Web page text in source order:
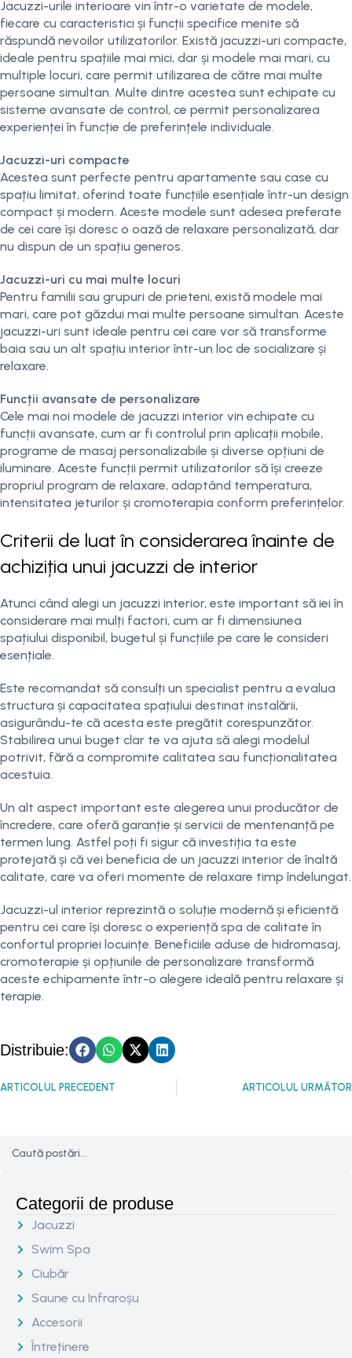
Jacuzzi-urile interioare vin într-o varietate de modele,
fiecare cu caracteristici și funcții specifice menite să
răspundă nevoilor utilizatorilor. Există jacuzzi-uri compacte,
ideale pentru spațiile mai mici, dar și modele mai mari, cu
multiple locuri, care permit utilizarea de către mai multe
persoane simultan. Multe dintre acestea sunt echipate cu
sisteme avansate de control, ce permit personalizarea
experienței în funcție de preferințele individuale.
Jacuzzi-uri compacte
Acestea sunt perfecte pentru apartamente sau case cu
spațiu limitat, oferind toate funcțiile esențiale într-un design
compact și modern. Aceste modele sunt adesea preferate
de cei care își doresc o oază de relaxare personalizată, dar
nu dispun de un spațiu generos.
Jacuzzi-uri cu mai multe locuri
Pentru familii sau grupuri de prieteni, există modele mai
mari, care pot găzdui mai multe persoane simultan. Aceste
jacuzzi-uri sunt ideale pentru cei care vor să transforme
baia sau un alt spațiu interior într-un loc de socializare și
relaxare.
Funcții avansate de personalizare
Cele mai noi modele de jacuzzi interior vin echipate cu
funcții avansate, cum ar fi controlul prin aplicații mobile,
programe de masaj personalizabile și diverse opțiuni de
iluminare. Aceste funcții permit utilizatorilor să își creeze
propriul program de relaxare, adaptând temperatura,
intensitatea jeturilor și cromoterapia conform preferințelor.
Criterii de luat în considerarea înainte de
achiziția unui jacuzzi de interior
Atunci când alegi un jacuzzi interior, este important să iei în
considerare mai mulți factori, cum ar fi dimensiunea
spațiului disponibil, bugetul și funcțiile pe care le consideri
esențiale.
Este recomandat să consulți un specialist pentru a evalua
structura și capacitatea spațiului destinat instalării,
asigurându-te că acesta este pregătit corespunzător.
Stabilirea unui buget clar te va ajuta să alegi modelul
potrivit, fără a compromite calitatea sau funcționalitatea
acestuia.
Un alt aspect important este alegerea unui producător de
încredere, care oferă garanție și servicii de mentenanță pe
termen lung. Astfel poți fi sigur că investiția ta este
protejată și că vei beneficia de un jacuzzi interior de înaltă
calitate, care va oferi momente de relaxare timp îndelungat.
Jacuzzi-ul interior reprezintă o soluție modernă și eficientă
pentru cei care își doresc o experiență spa de calitate în
confortul propriei locuințe. Beneficiile aduse de hidromasaj,
cromoterapie și opțiunile de personalizare transformă
aceste echipamente într-o alegere ideală pentru relaxare și
terapie.
Distribuie:
ARTICOLUL PRECEDENT ARTICOLUL URMĂTOR
Categorii de produse
Jacuzzi
Swim Spa
Ciubăr
Saune cu Infraroșu
Accesorii
Întreținere